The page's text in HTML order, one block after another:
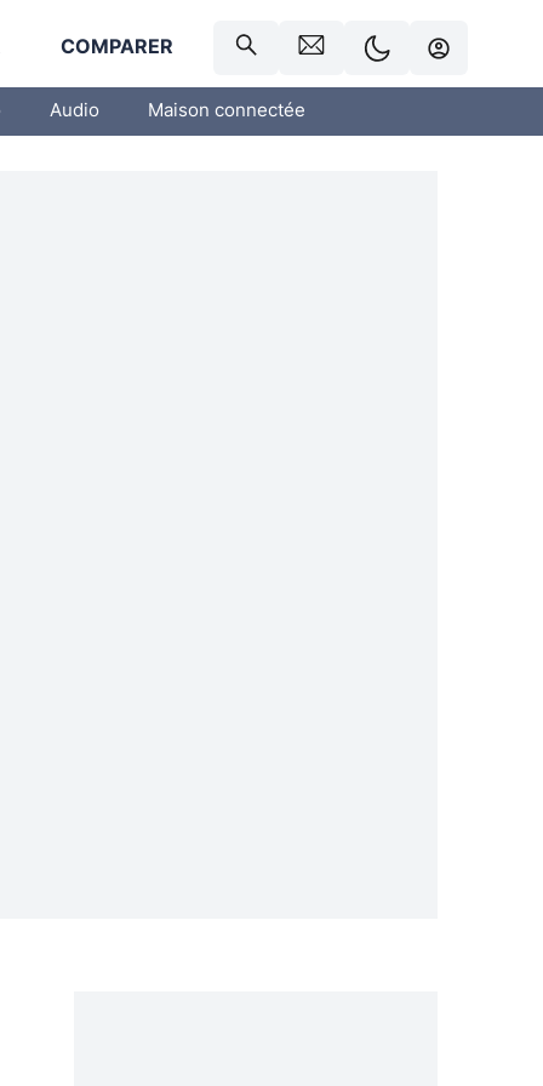
COMPARER
Audio Maison connectée